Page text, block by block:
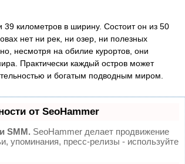
километров в ширину. Состоит он из 50
нет ни рек, ни озер, ни полезных
несмотря на обилие курортов, они
Практически каждый остров может
и богатым подводным миром.
от SeoHammer
SMM. SeoHammer делает продвижение
упоминания, пресс-релизы - используйте